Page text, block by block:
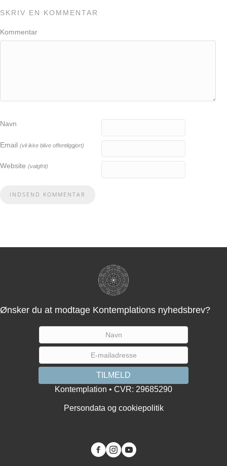
SKRIV EN KOMMENTAR
Kommentar
Navn
Email (vil ikke blive offentliggjort)
Website (valgfrit)
Ønsker du at modtage Kontemplations nyhedsbrev?
Kontemplation • CVR: 29685290
Persondata og cookiepolitik
You tube